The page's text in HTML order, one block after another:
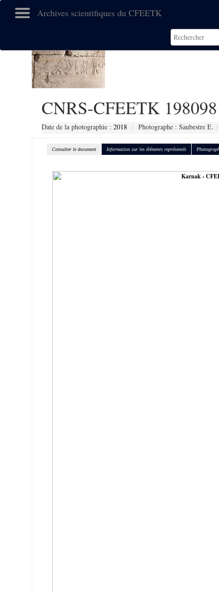
Archives scientifiques du CFEETK
CNRS-CFEETK 198098
Date de la photographie : 2018 Photographe : Saubestre E.
Consulter le document Information sur les éléments représentés